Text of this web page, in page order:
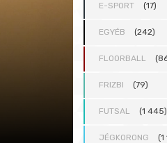
E-SPORT (17)
EGYÉB (242)
FLOORBALL
FRIZBI (79)
FUTSAL (1 445)
JÉGKORONG (1